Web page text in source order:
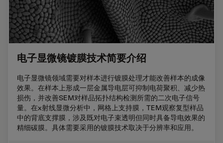
电子显微镜镀膜技术简要介绍
电子显微镜领域需要对样本进行镀膜处理才能改善样本的成像
效果。在样本上形成一层金属导电层可抑制电荷聚积、减少热
损伤，并改善SEM对样品拓扑结构检测所需的二次电子信号
量。在x射线显微分析中，网格上支持膜，TEM观察复型样品
中的背底支撑膜，涉及既对电子束透明但同时具备导电效果的
精细碳膜。具体需要采用的镀膜技术取决于分辨率和应用。